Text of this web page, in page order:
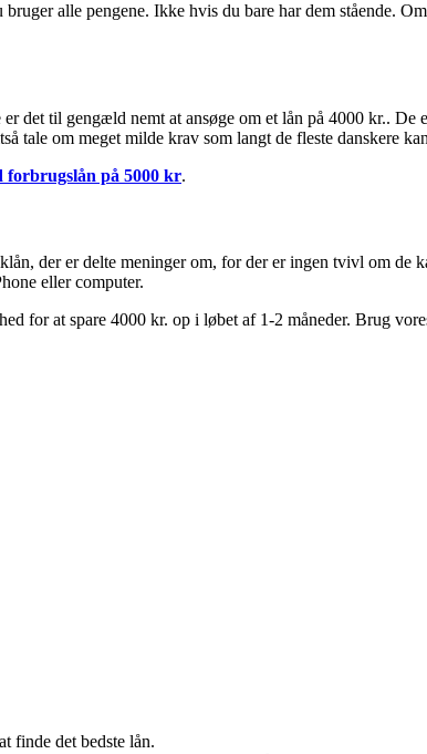
alle pengene. Ikke hvis du bare har dem stående.
det til gengæld nemt at ansøge om et lån på 4000 kr..
tale om meget milde krav som langt de fleste danskere
forbrugslån på 5000 kr.
der er delte meninger om, for der er ingen tvivl om
eller computer.
for at spare 4000 kr. op i løbet af 1-2 måneder. Brug
finde det bedste lån.